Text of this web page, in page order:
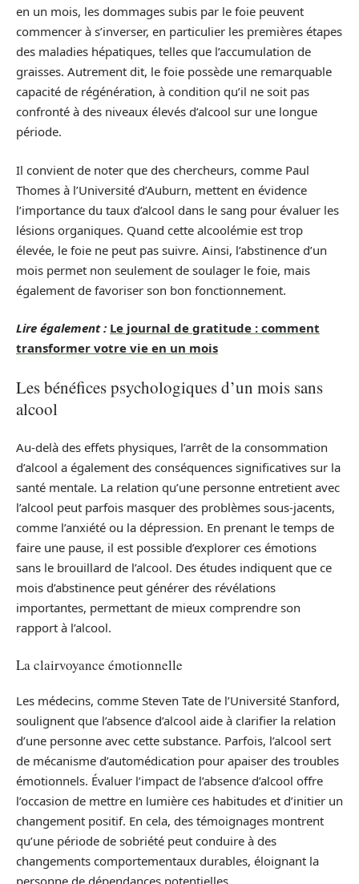
en un mois, les dommages subis par le foie peuvent
commencer à s’inverser, en particulier les premières étapes
des maladies hépatiques, telles que l’accumulation de
graisses. Autrement dit, le foie possède une remarquable
capacité de régénération, à condition qu’il ne soit pas
confronté à des niveaux élevés d’alcool sur une longue
période.
Il convient de noter que des chercheurs, comme Paul
Thomes à l’Université d’Auburn, mettent en évidence
l’importance du taux d’alcool dans le sang pour évaluer les
lésions organiques. Quand cette alcoolémie est trop
élevée, le foie ne peut pas suivre. Ainsi, l’abstinence d’un
mois permet non seulement de soulager le foie, mais
également de favoriser son bon fonctionnement.
Lire également : Le journal de gratitude : comment
transformer votre vie en un mois
Les bénéfices psychologiques d’un mois sans
alcool
Au-delà des effets physiques, l’arrêt de la consommation
d’alcool a également des conséquences significatives sur la
santé mentale. La relation qu’une personne entretient avec
l’alcool peut parfois masquer des problèmes sous-jacents,
comme l’anxiété ou la dépression. En prenant le temps de
faire une pause, il est possible d’explorer ces émotions
sans le brouillard de l’alcool. Des études indiquent que ce
mois d’abstinence peut générer des révélations
importantes, permettant de mieux comprendre son
rapport à l’alcool.
La clairvoyance émotionnelle
Les médecins, comme Steven Tate de l’Université Stanford,
soulignent que l’absence d’alcool aide à clarifier la relation
d’une personne avec cette substance. Parfois, l’alcool sert
de mécanisme d’automédication pour apaiser des troubles
émotionnels. Évaluer l’impact de l’absence d’alcool offre
l’occasion de mettre en lumière ces habitudes et d’initier un
changement positif. En cela, des témoignages montrent
qu’une période de sobriété peut conduire à des
changements comportementaux durables, éloignant la
personne de dépendances potentielles.